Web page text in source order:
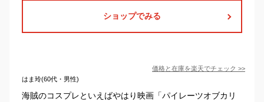
ショップでみる
価格と在庫を楽天でチェック >>
はま玲(60代・男性)
海賊のコスプレといえばやはり映画「パイレーツオブカリ